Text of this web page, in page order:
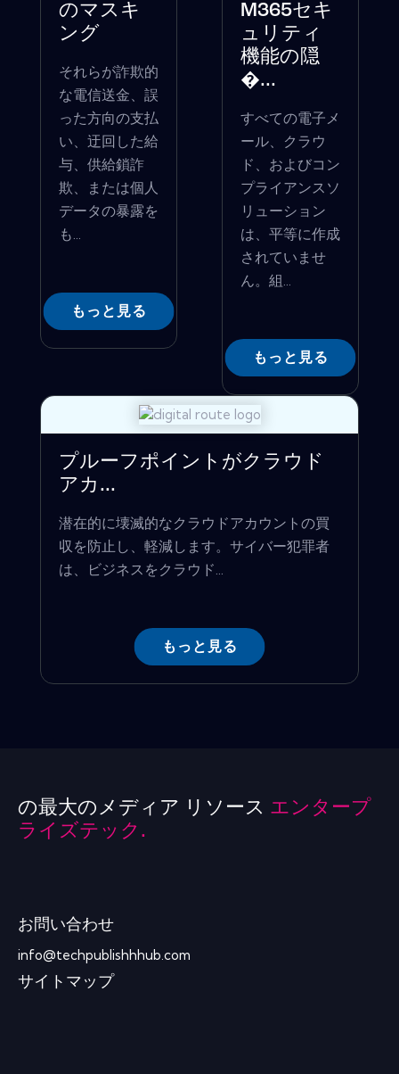
のマスキ
ング
それらが詐欺的
な電信送金、誤
った方向の支払
い、迂回した給
与、供給鎖詐
欺、または個人
データの暴露を
も...
もっと見る
M365セキ
ュリティ
機能の隠
�...
すべての電子メ
ール、クラウ
ド、およびコン
プライアンスソ
リューション
は、平等に作成
されていませ
ん。組...
もっと見る
プルーフポイントがクラウド
アカ...
潜在的に壊滅的なクラウドアカウントの買
収を防止し、軽減します。サイバー犯罪者
は、ビジネスをクラウド...
もっと見る
の最大のメディア リソース エンタープ
ライズテック.
お問い合わせ
info@techpublishhhub.com
サイトマップ